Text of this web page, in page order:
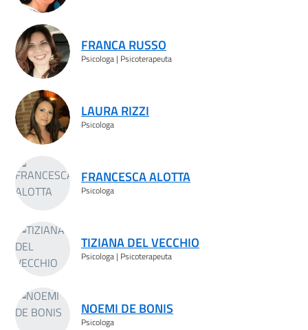
FRANCA RUSSO
Psicologa | Psicoterapeuta
LAURA RIZZI
Psicologa
FRANCESCA ALOTTA
Psicologa
TIZIANA DEL VECCHIO
Psicologa | Psicoterapeuta
NOEMI DE BONIS
Psicologa